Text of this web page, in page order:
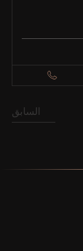
السابق